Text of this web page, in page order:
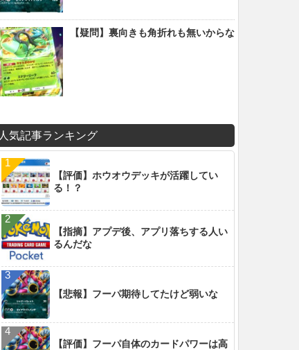
【疑問】裏向きも角折れも無いからな
人気記事ランキング
【評価】ホウオウデッキが活躍してい
る！？
【指摘】アプデ後、アプリ落ちする人い
るんだな
【悲報】フーパ期待してたけど弱いな
【評価】フーパ自体のカードパワーは高